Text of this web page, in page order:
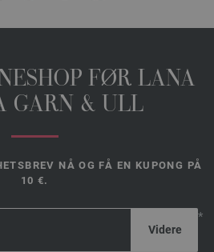
FØR LANA
GARN & ULL
NÅ OG FÅ EN KUPONG PÅ
10 €.
*